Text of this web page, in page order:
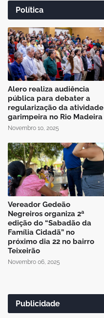
Política
Alero realiza audiência
pública para debater a
regularização da atividade
garimpeira no Rio Madeira
Novembro 10, 2025
Vereador Gedeão
Negreiros organiza 2ª
edição do “Sabadão da
Família Cidadã” no
próximo dia 22 no bairro
Teixeirão
Novembro 06, 2025
Publicidade